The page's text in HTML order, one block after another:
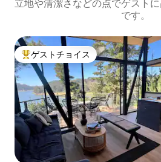
立地や清潔さなどの点でゲスト
です。
大好評のゲストチョイスです。
ゲストチョイス